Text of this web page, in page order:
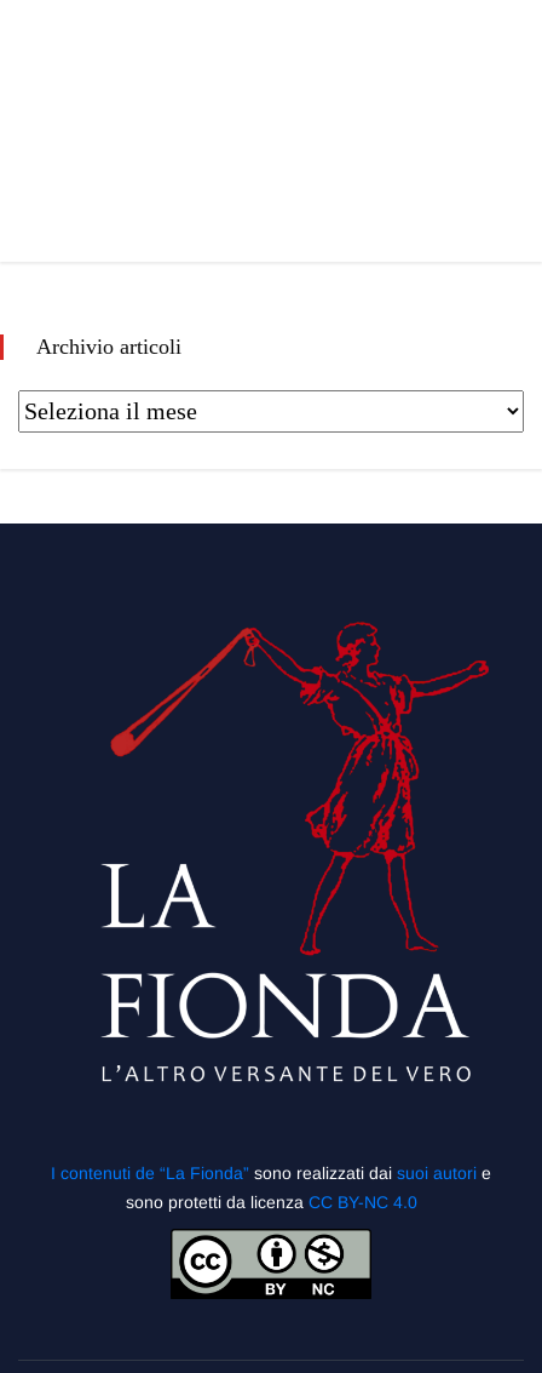
Archivio articoli
I contenuti de “La Fionda” sono realizzati dai suoi autori e
sono protetti da licenza CC BY-NC 4.0